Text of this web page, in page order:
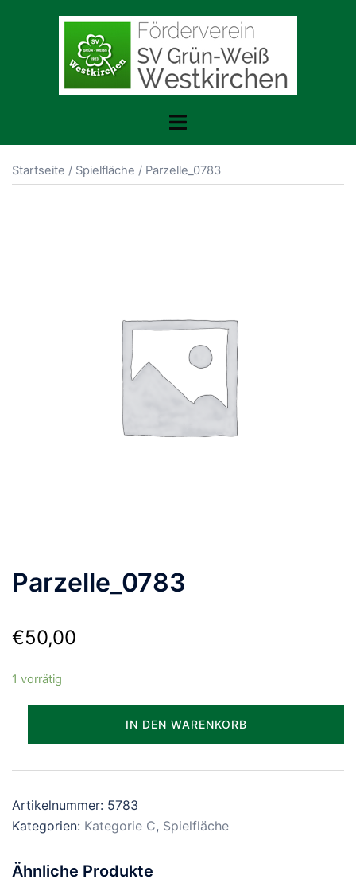
Toggle
Startseite / Spielfläche / Parzelle_0783
Parzelle_0783
€50,00
1 vorrätig
IN DEN WARENKORB
Artikelnummer: 5783
Kategorien: Kategorie C, Spielfläche
Ähnliche Produkte